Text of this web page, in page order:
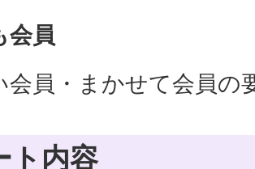
会員
会員・まかせて会員の
ト内容